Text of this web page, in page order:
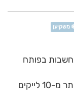
משקיען
בפותח
אולי זה נשמע אגרסיבי מדי, אבל זה נעים יותר מ-10 לייקים